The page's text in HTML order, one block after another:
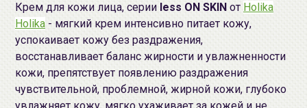
Крем для кожи лица, серии less ON SKIN от Holika
Holika - мягкий крем интенсивно питает кожу,
успокаивает кожу без раздражения,
восстанавливает баланс жирности и увлажненности
кожи, препятствует появлению раздражения
чувствительной, проблемной, жирной кожи, глубоко